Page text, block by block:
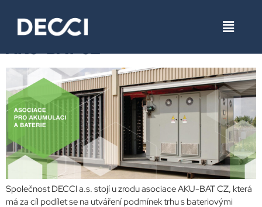
Štítek:zelená energie
AKU-BAT CZ
Společnost DECCI a.s. stojí u zrodu asociace AKU-BAT CZ, která
má za cíl podílet se na utváření podmínek trhu s bateriovými